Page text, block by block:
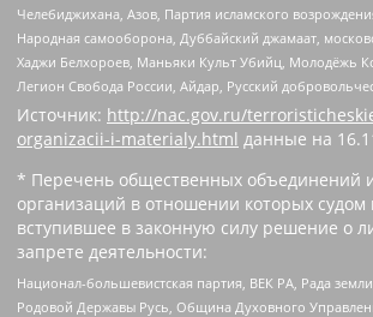
Челебиджихана, Азов, Партия исламского
Народная самооборона, Дуббайский джамаат,
Хаджи Белхороев, Маньяки Культ Убийц, Молодёжь
Легион Свобода России, Айдар, Русский
Источник: http://nac.gov.ru/
organizacii-i-materialy.html данные на
* Перечень общественных объединений
организаций в отношении которых судом
вступившее в законную силу решение о
запрете деятельности:
Национал-большевистская партия, ВЕК РА, Рада
Родовой Державы Русь, Община Духовного